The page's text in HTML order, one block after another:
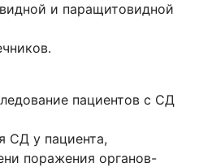
и паращитовидной
пациентов с СД
СД у пациента,
поражения органов-